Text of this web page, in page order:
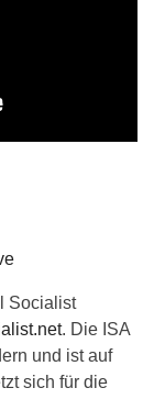
Socialist
. Die ISA
und ist auf
sich für die